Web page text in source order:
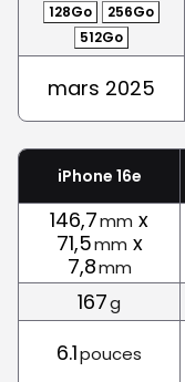
128Go
256Go
512Go
mars 2025
iPhone 16e
146,7mm x
71,5mm x
7,8mm
167g
6.1pouces